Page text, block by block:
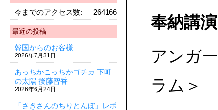
264166
今までのアクセス数:
最近の投稿
韓国からのお客様
2026年7月31日
あっちかこっちかゴチカ 下町
の太陽 後藤智香
2026年6月24日
「さきさんのちりとんぼ」レポ
奉納講
アンガ
ラム＞